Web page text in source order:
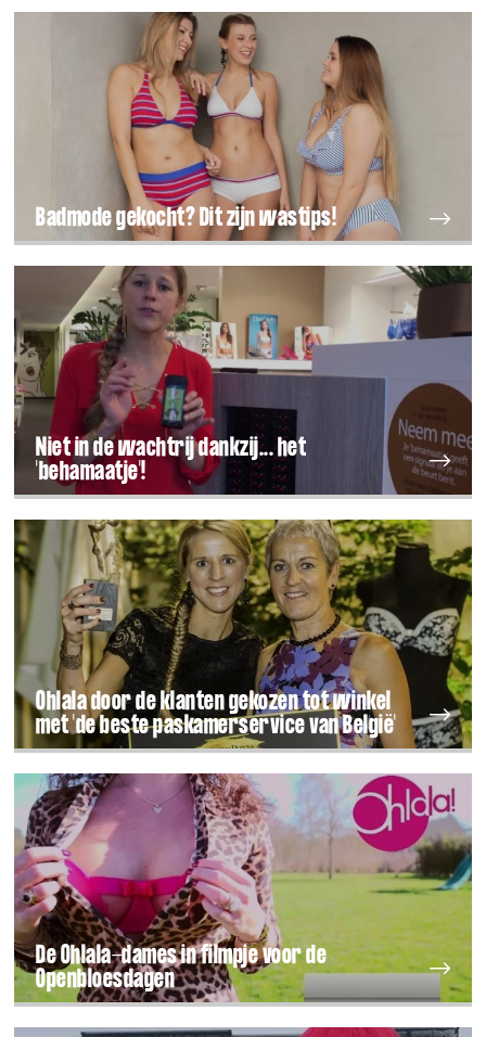
Badmode gekocht? Dit zijn wastips!
Niet in de wachtrij dankzij... het
'behamaatje'!
Ohlala door de klanten gekozen tot winkel
met 'de beste paskamerservice van België'
De Ohlala-dames in filmpje voor de
Openbloesdagen